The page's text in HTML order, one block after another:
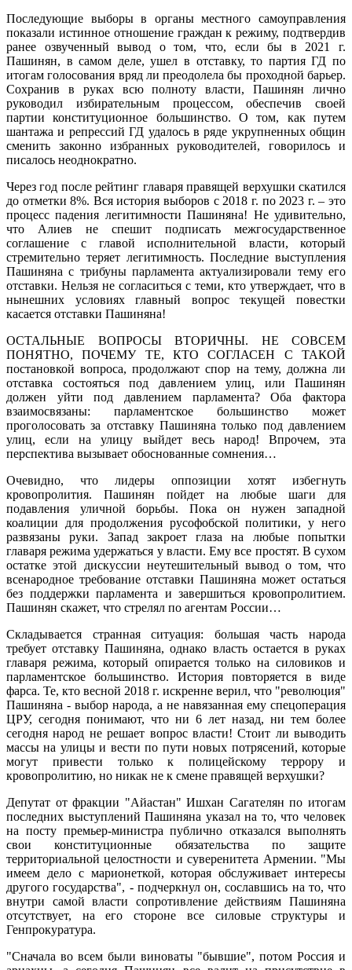
Последующие выборы в органы местного самоуправления
показали истинное отношение граждан к режиму, подтвердив
ранее озвученный вывод о том, что, если бы в 2021 г.
Пашинян, в самом деле, ушел в отставку, то партия ГД по
итогам голосования вряд ли преодолела бы проходной барьер.
Сохранив в руках всю полноту власти, Пашинян лично
руководил избирательным процессом, обеспечив своей
партии конституционное большинство. О том, как путем
шантажа и репрессий ГД удалось в ряде укрупненных общин
сменить законно избранных руководителей, говорилось и
писалось неоднократно.
Через год после рейтинг главаря правящей верхушки скатился
до отметки 8%. Вся история выборов с 2018 г. по 2023 г. – это
процесс падения легитимности Пашиняна! Не удивительно,
что Алиев не спешит подписать межгосударственное
соглашение с главой исполнительной власти, который
стремительно теряет легитимность. Последние выступления
Пашиняна с трибуны парламента актуализировали тему его
отставки. Нельзя не согласиться с теми, кто утверждает, что в
нынешних условиях главный вопрос текущей повестки
касается отставки Пашиняна!
ОСТАЛЬНЫЕ ВОПРОСЫ ВТОРИЧНЫ. НЕ СОВСЕМ
ПОНЯТНО, ПОЧЕМУ ТЕ, КТО СОГЛАСЕН С ТАКОЙ
постановкой вопроса, продолжают спор на тему, должна ли
отставка состояться под давлением улиц, или Пашинян
должен уйти под давлением парламента? Оба фактора
взаимосвязаны: парламентское большинство может
проголосовать за отставку Пашиняна только под давлением
улиц, если на улицу выйдет весь народ! Впрочем, эта
перспектива вызывает обоснованные сомнения…
Очевидно, что лидеры оппозиции хотят избегнуть
кровопролития. Пашинян пойдет на любые шаги для
подавления уличной борьбы. Пока он нужен западной
коалиции для продолжения русофобской политики, у него
развязаны руки. Запад закроет глаза на любые попытки
главаря режима удержаться у власти. Ему все простят. В сухом
остатке этой дискуссии неутешительный вывод о том, что
всенародное требование отставки Пашиняна может остаться
без поддержки парламента и завершиться кровопролитием.
Пашинян скажет, что стрелял по агентам России…
Складывается странная ситуация: большая часть народа
требует отставку Пашиняна, однако власть остается в руках
главаря режима, который опирается только на силовиков и
парламентское большинство. История повторяется в виде
фарса. Те, кто весной 2018 г. искренне верил, что "революция"
Пашиняна - выбор народа, а не навязанная ему спецоперация
ЦРУ, сегодня понимают, что ни 6 лет назад, ни тем более
сегодня народ не решает вопрос власти! Стоит ли выводить
массы на улицы и вести по пути новых потрясений, которые
могут привести только к полицейскому террору и
кровопролитию, но никак не к смене правящей верхушки?
Депутат от фракции "Айастан" Ишхан Сагателян по итогам
последних выступлений Пашиняна указал на то, что человек
на посту премьер-министра публично отказался выполнять
свои конституционные обязательства по защите
территориальной целостности и суверенитета Армении. "Мы
имеем дело с марионеткой, которая обслуживает интересы
другого государства", - подчеркнул он, сославшись на то, что
внутри самой власти сопротивление действиям Пашиняна
отсутствует, на его стороне все силовые структуры и
Генпрокуратура.
"Сначала во всем были виноваты "бывшие", потом Россия и